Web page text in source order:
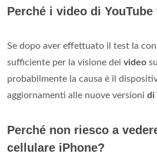
Perché i video di
Se dopo aver effettuato il test la
sufficiente per la visione dei video su
probabilmente la causa è il
aggiornamenti alle nuove versioni di
Perché non riesco a
cellulare iPhone?